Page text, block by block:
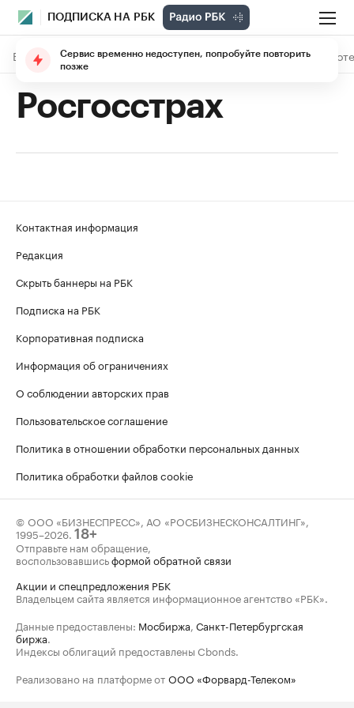
ПОДПИСКА НА РБК
В подписке Материалы Лекции The Economist
Росгосстрах
Контактная информация
Редакция
Скрыть баннеры на РБК
Подписка на РБК
Корпоративная подписка
Информация об ограничениях
О соблюдении авторских прав
Пользовательское соглашение
Политика в отношении обработки персональных данных
Политика обработки файлов cookie
© ООО «БИЗНЕСПРЕСС», АО «РОСБИЗНЕСКОНСАЛТИНГ»,
1995–2026. 18+
Отправьте нам обращение,
воспользовавшисьформой обратной связи
Акции и спецпредложения РБК
Владельцем сайта является информационное агентство «РБК».
Данные предоставлены: Мосбиржа, Санкт-Петербургская
биржа.
Индексы облигаций предоставлены Cbonds.
Реализовано на платформе от ООО «Форвард-Телеком»
Сервис временно недоступен, попробуйте повторить
позже